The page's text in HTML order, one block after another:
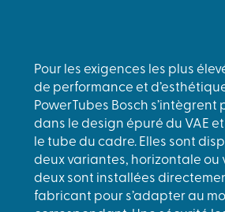
Pour les exigences les plus
de performance et
PowerTubes Bosch
dans le design épuré du VAE
le tube du cadre. Elles sont
deux variantes, horizontale ou
deux sont installées
fabricant pour s’adapter au